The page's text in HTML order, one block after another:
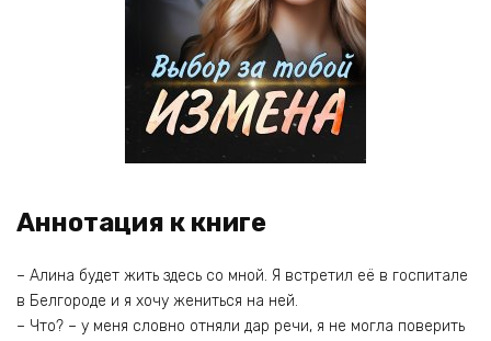
Аннотация к книге
– Алина будет жить здесь со мной. Я встретил её в госпитале
в Белгороде и я хочу жениться на ней.
– Что? – у меня словно отняли дар речи, я не могла поверить